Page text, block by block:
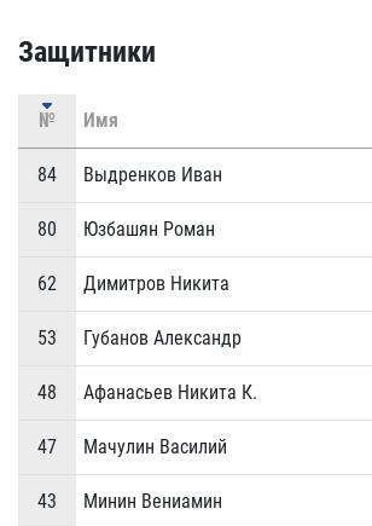
Защитники
№ Имя
84 Выдренков Иван
80 Юзбашян Роман
62 Димитров Никита
53 Губанов Александр
48 Афанасьев Никита К.
47 Мачулин Василий
43 Минин Вениамин